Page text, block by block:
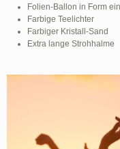
Folien-Ballon in Form
Farbige Teelichter
Farbiger Kristall-Sand
Extra lange Strohhalme